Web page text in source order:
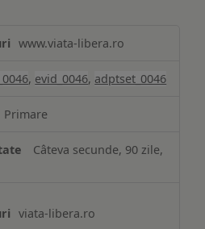
www.viata-libera.ro
, evid_0046, adptset_0046
Primare
Câteva secunde, 90 zile,
viata-libera.ro